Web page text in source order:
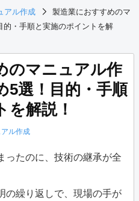
アル作成
製造業におすすめのマ
的・手順と実施のポイントを解
のマニュアル作
5選！目的・手順
を解説！
ル作成
ったのに、技術の継承が全
の繰り返しで、現場の手が